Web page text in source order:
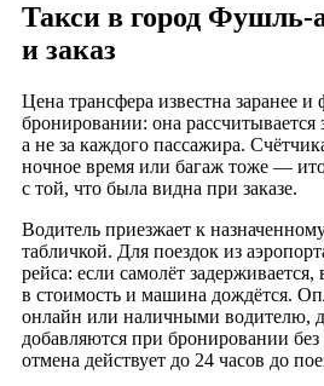
Такси в город
и заказ
Цена трансфера известна заранее и
бронировании: она рассчитывается
а не за каждого пассажира.
ночное время или багаж тоже —
с той, что была видна при заказе.
Водитель приезжает к
табличкой. Для поездок из
рейса: если самолёт
в стоимость и машина дождётся.
онлайн или наличными водителю,
добавляются при бронировании
отмена действует до 24 часов до